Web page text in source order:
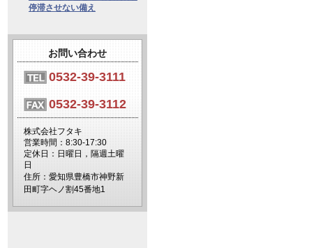
停滞させない備え
お問い合わせ
0532-39-3111
0532-39-3112
株式会社フタキ
営業時間：8:30-17:30
定休日：日曜日，隔週土曜
日
住所：愛知県豊橋市神野新
田町字ヘノ割45番地1